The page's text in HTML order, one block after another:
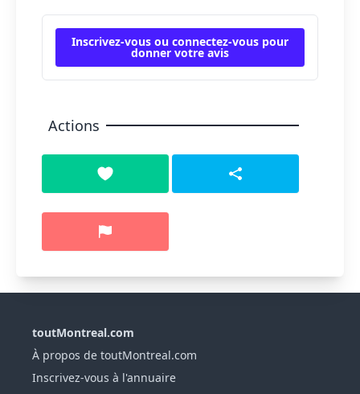
Inscrivez-vous ou connectez-vous pour
donner votre avis
Actions
toutMontreal.com
À propos de toutMontreal.com
Inscrivez-vous à l'annuaire